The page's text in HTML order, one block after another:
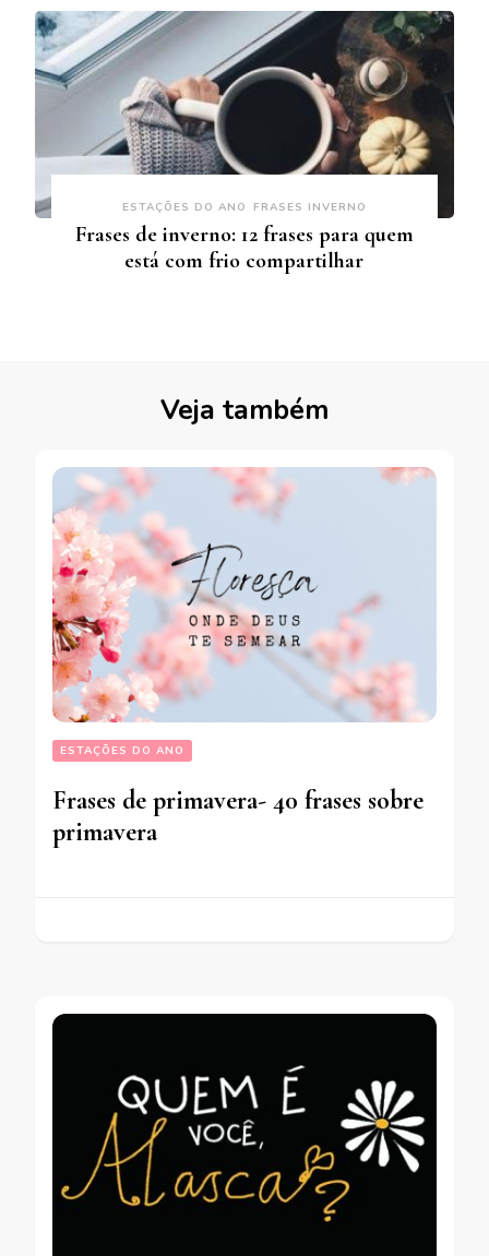
ESTAÇÕES DO ANO FRASES INVERNO
Frases de inverno: 12 frases para quem
está com frio compartilhar
Veja também
ESTAÇÕES DO ANO
Frases de primavera- 40 frases sobre
primavera